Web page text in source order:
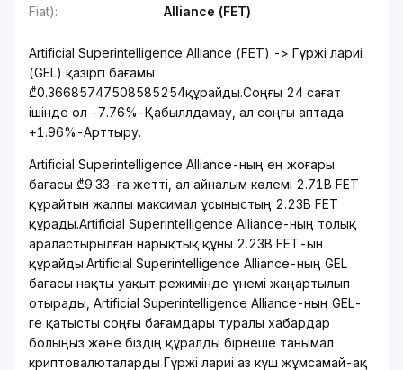
Fiat):
Alliance (FET)
Artificial Superintelligence Alliance (FET) -> Гүржі лариі
(GEL) қазіргі бағамы
₾0.36685747508585254құрайды.Соңғы 24 сағат
ішінде ол -7.76%-Қабыллдамау, ал соңғы аптада
+1.96%-Арттыру.
Artificial Superintelligence Alliance-ның ең жоғары
бағасы ₾9.33-ға жетті, ал айналым көлемі 2.71B FET
құрайтын жалпы максимал ұсыныстың 2.23B FET
құрады.Artificial Superintelligence Alliance-ның толық
араластырылған нарықтық құны 2.23B FET-ын
құрайды.Artificial Superintelligence Alliance-ның GEL
бағасы нақты уақыт режимінде үнемі жаңартылып
отырады, Artificial Superintelligence Alliance-ның GEL-
ге қатысты соңғы бағамдары туралы хабардар
болыңыз және біздің құралды бірнеше танымал
криптовалюталарды Гүржі лариі аз күш жұмсамай-ақ